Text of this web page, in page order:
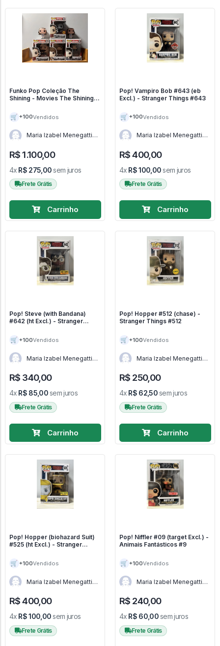
Funko Pop Coleção The
Shining - Movies The Shining
🛒 +100Vendidos
Maria Izabel Menegatti
R$ 1.100,00
4x R$ 275,00sem juros
Frete Grátis
Carrinho
Pop! Vampiro Bob #643 (eb
Excl.) - Stranger Things #643
🛒 +100Vendidos
Maria Izabel Menegatti
R$ 400,00
4x R$ 100,00sem juros
Frete Grátis
Carrinho
Pop! Steve (with Bandana)
#642 (ht Excl.) - Stranger
🛒 +100Vendidos
Maria Izabel Menegatti
R$ 340,00
4x R$ 85,00sem juros
Frete Grátis
Carrinho
Pop! Hopper #512 (chase) -
Stranger Things #512
🛒 +100Vendidos
Maria Izabel Menegatti
R$ 250,00
4x R$ 62,50sem juros
Frete Grátis
Carrinho
Pop! Hopper (biohazard Suit)
#525 (ht Excl.) - Stranger
🛒 +100Vendidos
Maria Izabel Menegatti
R$ 400,00
4x R$ 100,00sem juros
Frete Grátis
Pop! Niffler #09 (target Excl.) -
Animais Fantásticos #9
🛒 +100Vendidos
Maria Izabel Menegatti
R$ 240,00
4x R$ 60,00sem juros
Frete Grátis